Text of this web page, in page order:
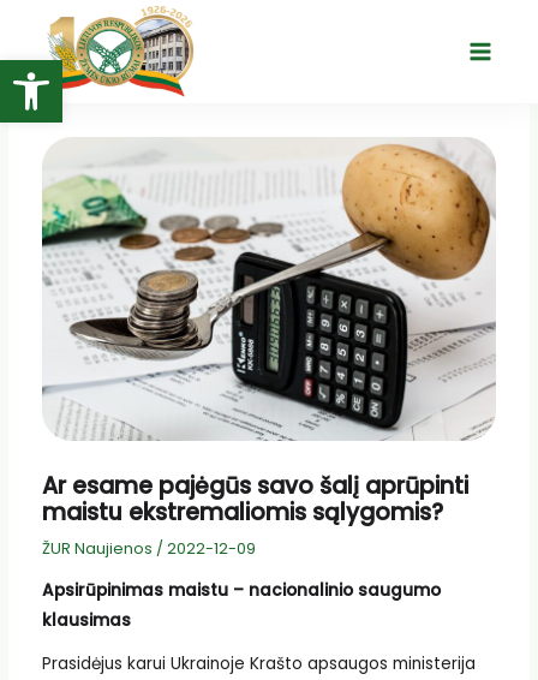
Open toolbar
turinio
Main
Ar esame pajėgūs savo šalį aprūpinti
maistu ekstremaliomis sąlygomis?
ŽUR Naujienos / 2022-12-09
Apsirūpinimas maistu – nacionalinio saugumo
klausimas
Prasidėjus karui Ukrainoje Krašto apsaugos ministerija